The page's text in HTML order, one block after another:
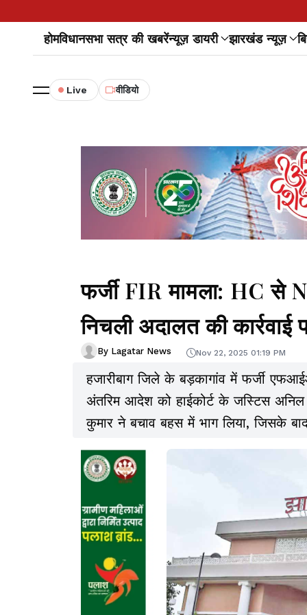
होमविधानसभा सत्र की खबरेंन्यूज़ डायरी झारखंड न्यूज़
Live वीडियो
फर्जी FIR मामला: HC से
निचली अदालत की कार्रवाई
By Lagatar News Nov 22, 2025 01:19 PM
हजारीबाग जिले के बड़कागांव में फर्जी
अंतरिम आदेश को हाईकोर्ट के जस्टिस अनिल
कुमार ने बचाव बहस में भाग लिया, जिसके